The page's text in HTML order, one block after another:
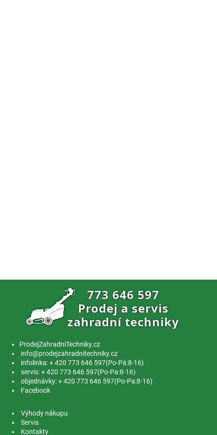
ProdejZahradniTechniky.cz
info@prodejzahradnitechniky.cz
infolinka: + 420 773 646 597(Po-Pá:8-16)
servis: + 420 773 646 597(Po-Pa:8-16)
objednávky: + 420 773 646 597(Po-Pa:8-16)
Facebook
Výhody nákupu
Servis
Kontakty